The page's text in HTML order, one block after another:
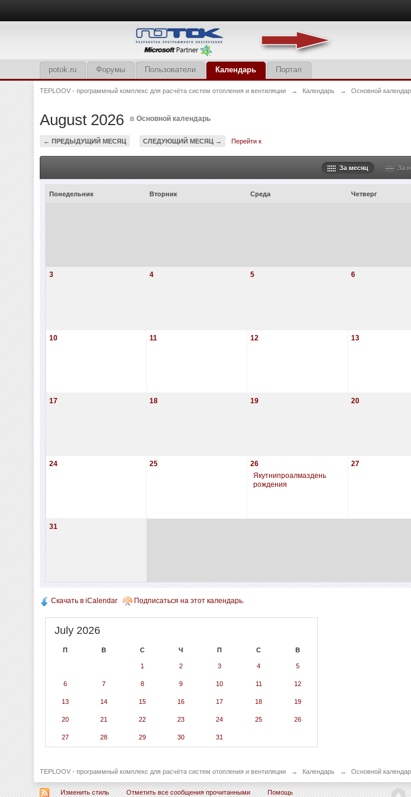
potok.ru Форумы Пользователи Календарь Портал
TEPLOOV - программный комплекс для расчёта систем отопления и вентиляции → Календарь → Основной
August 2026 вОсновной календарь
← ПРЕДЫДУЩИЙ МЕСЯЦ СЛЕДУЮЩИЙ МЕСЯЦ → Перейти к
За месяц За
Понедельник Вторник Среда Четверг
3 4 5 6
10 11 12 13
17 18 19 20
24 25
26
Якутнипроалмаздень
рождения
27
31
Скачать в iCalendar Подписаться на этот календарь.
July 2026
П В С Ч П С В
1 2 3 4 5
6 7 8 9 10 11 12
13 14 15 16 17 18 19
20 21 22 23 24 25 26
27 28 29 30 31
TEPLOOV - программный комплекс для расчёта систем отопления и вентиляции → Календарь → Основной
Изменить стиль Отметить все сообщения прочитанными Помощь